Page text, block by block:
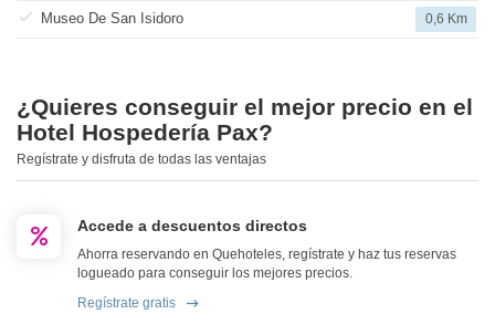
Museo De San Isidoro 0,6 Km
¿Quieres conseguir el mejor precio en el
Hotel Hospedería Pax?
Regístrate y disfruta de todas las ventajas
Accede a descuentos directos
Ahorra reservando en Quehoteles, regístrate y haz tus reservas
logueado para conseguir los mejores precios.
Regístrate gratis